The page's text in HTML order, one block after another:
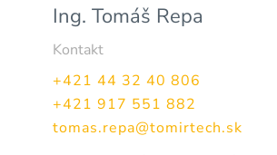
Ing. Tomáš Repa
Kontakt
+421 44 32 40 806
+421 917 551 882
tomas.repa@tomirtech.sk